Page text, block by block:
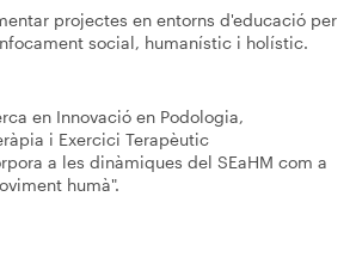
projectes en entorns d'educació per
social, humanístic i holístic.
en Innovació en Podologia,
i Exercici Terapèutic
a les dinàmiques del SEaHM com a
humà".